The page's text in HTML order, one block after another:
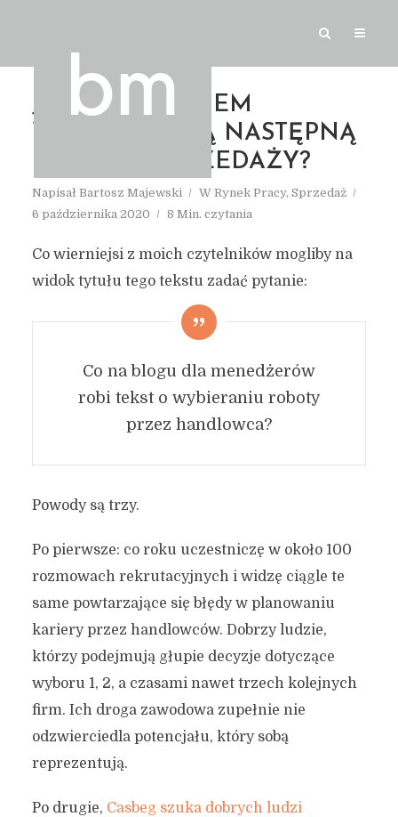
JAK POWINIENEM
WYBRAĆ MOJĄ NASTĘPNĄ
PRACĘ W SPRZEDAŻY?
Napisał Bartosz Majewski W Rynek Pracy, Sprzedaż
6 października 2020
8 Min. czytania
Co wierniejsi z moich czytelników mogliby na
widok tytułu tego tekstu zadać pytanie:
Co na blogu dla menedżerów
robi tekst o wybieraniu roboty
przez handlowca?
Powody są trzy.
Po pierwsze: co roku uczestniczę w około 100
rozmowach rekrutacyjnych i widzę ciągle te
same powtarzające się błędy w planowaniu
kariery przez handlowców. Dobrzy ludzie,
którzy podejmują głupie decyzje dotyczące
wyboru 1, 2, a czasami nawet trzech kolejnych
firm. Ich droga zawodowa zupełnie nie
odzwierciedla potencjału, który sobą
reprezentują.
Po drugie, Casbeg szuka dobrych ludzi